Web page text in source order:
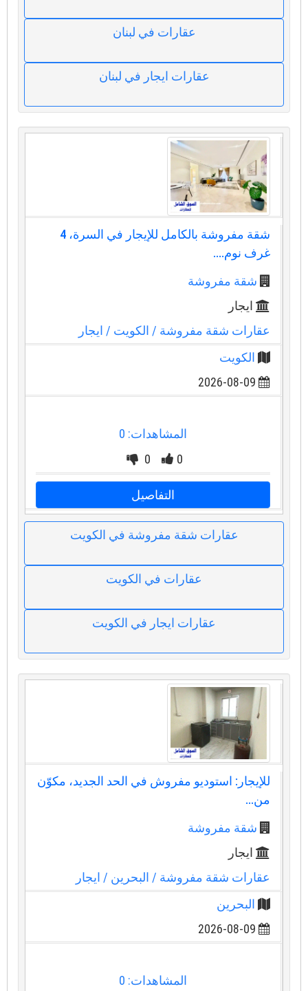
عقارات في لبنان
عقارات ايجار في لبنان
شقة مفروشة بالكامل للإيجار في السرة، 4
غرف نوم....
شقة مفروشة
ايجار
عقارات شقة مفروشة/ الكويت/ ايجار
الكويت
2026-08-09
المشاهدات: 0
0
0
التفاصيل
عقارات شقة مفروشة في الكويت
عقارات في الكويت
عقارات ايجار في الكويت
للإيجار: استوديو مفروش في الحد الجديد، مكوّن
من...
شقة مفروشة
ايجار
عقارات شقة مفروشة/ البحرين/ ايجار
البحرين
2026-08-09
المشاهدات: 0